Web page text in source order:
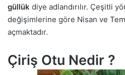
güllük diye adlandırılır. Çeşitli
değişimlerine göre Nisan ve
açmaktadır.
Çiriş Otu Nedir ?